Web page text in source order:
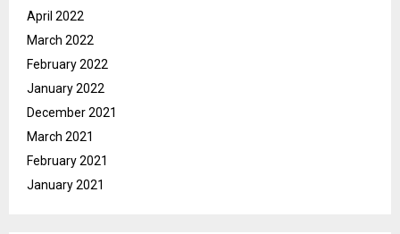
April 2022
March 2022
February 2022
January 2022
December 2021
March 2021
February 2021
January 2021